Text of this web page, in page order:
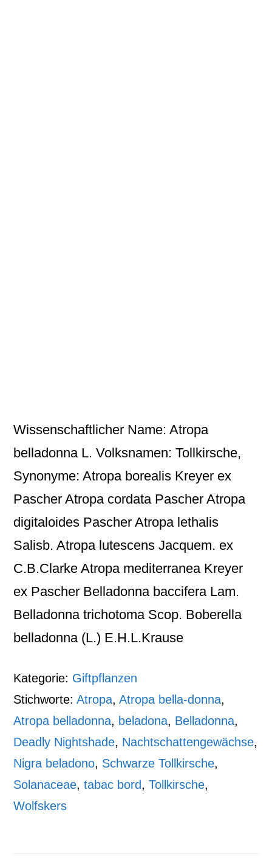
Wissenschaftlicher Name: Atropa
belladonna L. Volksnamen: Tollkirsche,
Synonyme: Atropa borealis Kreyer ex
Pascher Atropa cordata Pascher Atropa
digitaloides Pascher Atropa lethalis
Salisb. Atropa lutescens Jacquem. ex
C.B.Clarke Atropa mediterranea Kreyer
ex Pascher Belladonna baccifera Lam.
Belladonna trichotoma Scop. Boberella
belladonna (L.) E.H.L.Krause
Kategorie: Giftpflanzen
Stichworte:Atropa,Atropa bella-donna,
Atropa belladonna, beladona, Belladonna,
Deadly Nightshade, Nachtschattengewächse,
Nigra beladono, Schwarze Tollkirsche,
Solanaceae,tabac bord,Tollkirsche,
Wolfskers